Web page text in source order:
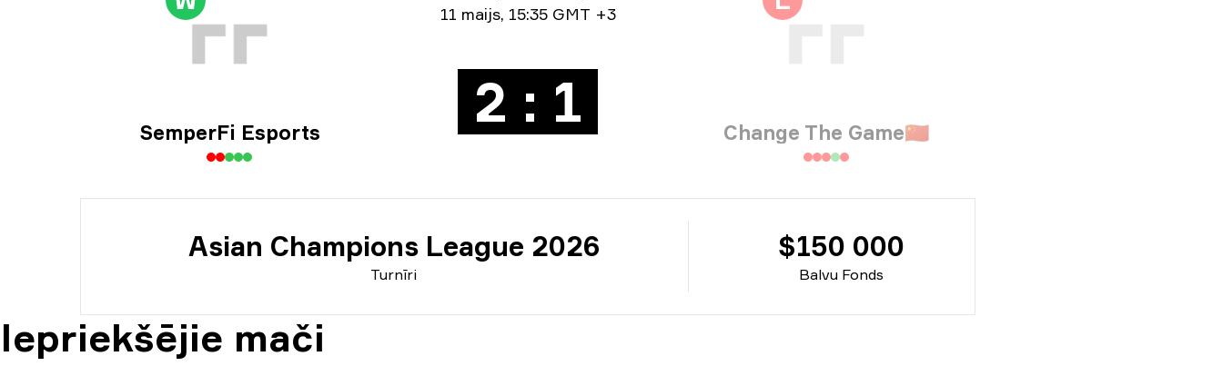
Informācija par datumu
11 maijs, 15:35 GMT +3
SemperFi Esports 2 : 1 Change The Game🇨🇳
Turnīri
Asian Champions League 2026
Balvu Fonds
$150 000
Iepriekšējie mači